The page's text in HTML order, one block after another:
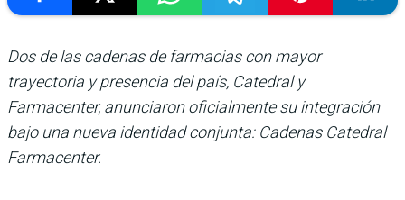
Dos de las cadenas de farmacias con mayor
trayectoria y presencia del país, Catedral y
Farmacenter, anunciaron oficialmente su integración
bajo una nueva identidad conjunta: Cadenas Catedral
Farmacenter.